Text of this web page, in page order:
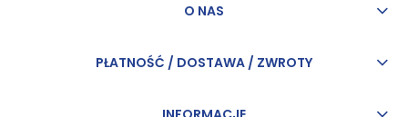
O NAS
PŁATNOŚĆ / DOSTAWA / ZWROTY